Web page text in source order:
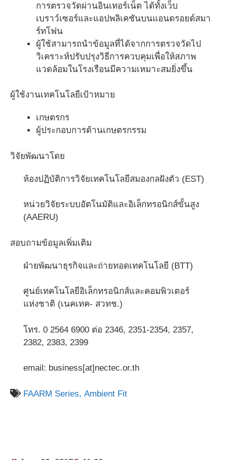
การตรวจวัดผ่านอินเทอร์เน็ต ได้ทั้งเว็บ
เบราว์เซอร์และแอปพลิเคชันบนแอนดรอยด์สมา
ร์ทโฟน
ผู้ใช้สามารถนำข้อมูลที่ได้จากการตรวจวัดไป
วิเคราะห์ปรับปรุงวิธีการควบคุมเพื่อให้สภาพ
แวดล้อมในโรงเรือนมีความเหมาะสมยิ่งขึ้น
ผู้ใช้งานเทคโนโลยีเป้าหมาย
เกษตรกร
ผู้ประกอบการด้านเกษตรกรรม
วิจัยพัฒนาโดย
ห้องปฏิบัติการวิจัยเทคโนโลยีสมองกลฝังตัว (EST)
หน่วยวิจัยระบบอัตโนมัติและอิเล็กทรอนิกส์ขั้นสูง
(AAERU)
สอบถามข้อมูลเพิ่มเติม
ฝ่ายพัฒนาธุรกิจและถ่ายทอดเทคโนโลยี (BTT)
ศูนย์เทคโนโลยีอิเล็กทรอนิกส์และคอมพิวเตอร์
แห่งชาติ (เนคเทค- สวทช.)
โทร. 0 2564 6900 ต่อ 2346, 2351-2354, 2357,
2382, 2383, 2399
email: business[at]nectec.or.th
FAARM Series, Ambient Fit